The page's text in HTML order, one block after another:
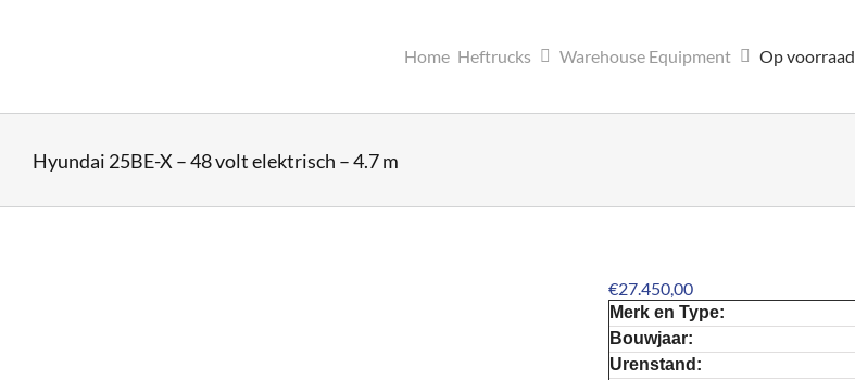
Home Heftrucks Warehouse Equipment Op voorraad
Hyundai 25BE-X – 48 volt elektrisch – 4.7 m
€27.450,00
Merk en Type:
Bouwjaar:
Urenstand: